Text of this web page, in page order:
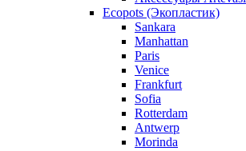
Ecopots (Экопластик)
Sankara
Manhattan
Paris
Venice
Frankfurt
Sofia
Rotterdam
Antwerp
Morinda